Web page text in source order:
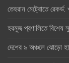
তেহরান মেট্রোতে রেকর্ড:
হরমুজ প্রণালিতে বিশেষ
দেশের ৯ অঞ্চলে ঝোড়ো